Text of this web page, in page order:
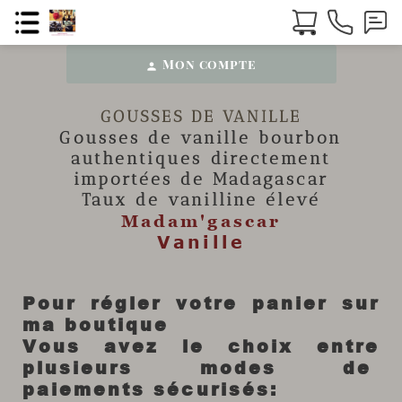
person Mon compte
GOUSSES DE VANILLE
Gousses de vanille bourbon
authentiques directement
importées de Madagascar
Taux de vanilline élevé
Madam'gascar
Vanille
Pour régler votre panier sur
ma boutique
Vous avez le choix entre
plusieurs modes de
paiements sécurisés: